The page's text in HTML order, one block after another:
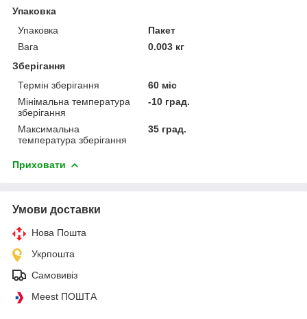
Упаковка
Упаковка
Пакет
Вага
0.003 кг
Зберігання
Термін зберігання
60 міс
Мінімальна температура
зберігання
-10 град.
Максимальна
температура зберігання
35 град.
Приховати
Умови доставки
Нова Пошта
Укрпошта
Самовивіз
Meest ПОШТА